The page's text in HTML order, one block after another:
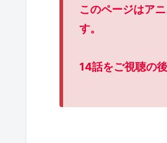
このページはア
す。
14話をご視聴の